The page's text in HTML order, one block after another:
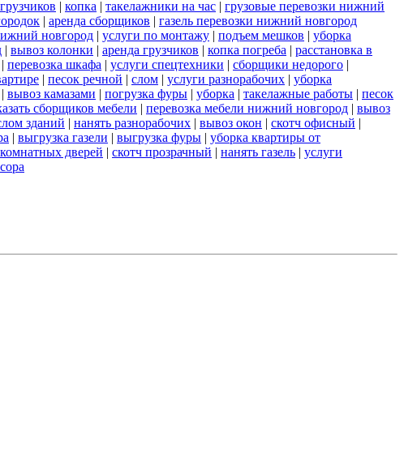
| копка | такелажники на час | грузовые перевозки нижний
| аренда сборщиков | газель перевозки нижний новгород
новгород | услуги по монтажу | подъем мешков | уборка
| вывоз колонки | аренда грузчиков | копка погреба | расстановка в
| перевозка шкафа | услуги спецтехники | сборщики недорого |
| песок речной | слом | услуги разнорабочих | уборка
| вывоз камазами | погрузка фуры | уборка | такелажные работы | песок
сборщиков мебели | перевозка мебели нижний новгород | вывоз
зданий | нанять разнорабочих | вывоз окон | скотч офисный |
| выгрузка газели | выгрузка фуры | уборка квартиры от
дверей | скотч прозрачный | нанять газель | услуги